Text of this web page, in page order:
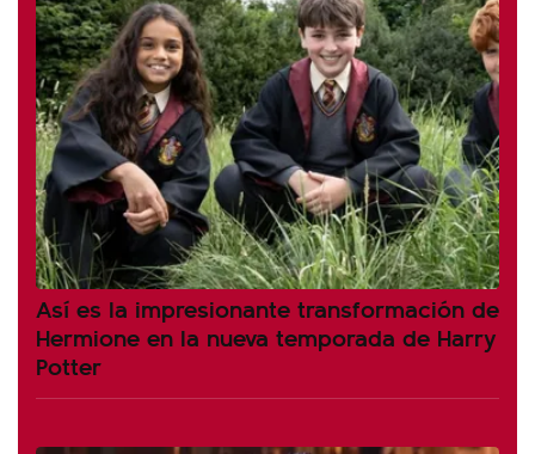
Así es la impresionante transformación de
Hermione en la nueva temporada de Harry
Potter